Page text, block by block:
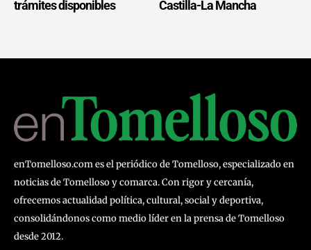
trámites disponibles
Castilla-La Mancha
enTomelloso.com es el periódico de Tomelloso, especializado en
noticias de Tomelloso y comarca. Con rigor y cercanía,
ofrecemos actualidad política, cultural, social y deportiva,
consolidándonos como medio líder en la prensa de Tomelloso
desde 2012.